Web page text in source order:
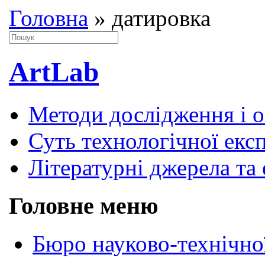
Головна » датировка
ArtLab
Методи дослідження і
Суть технологічної
Літературні джерела та
Головне меню
Бюро науково-